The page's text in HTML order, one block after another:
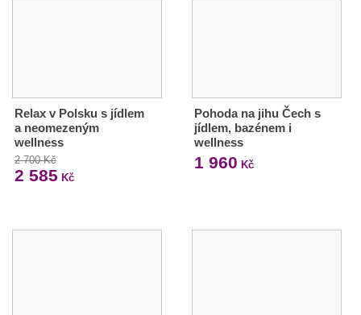
Relax v Polsku s jídlem
a neomezeným
wellness
2 700 Kč
2 585 Kč
Pohoda na jihu Čech s
jídlem, bazénem i
wellness
1 960 Kč